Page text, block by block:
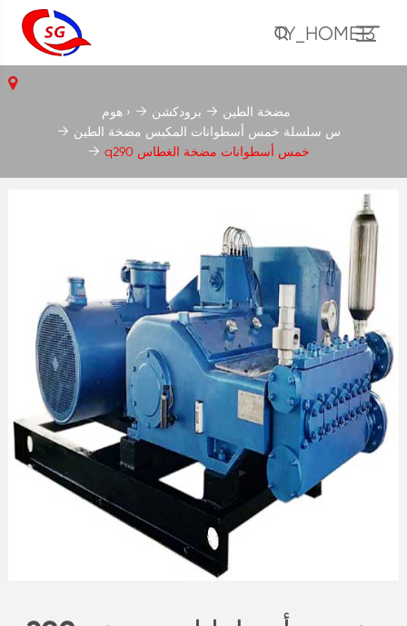
TY_HOME13
هوم › برودكشن
مضخة الطين
س سلسلة خمس أسطوانات المكبس مضخة الطين
q290 خمس أسطوانات مضخة الغطاس